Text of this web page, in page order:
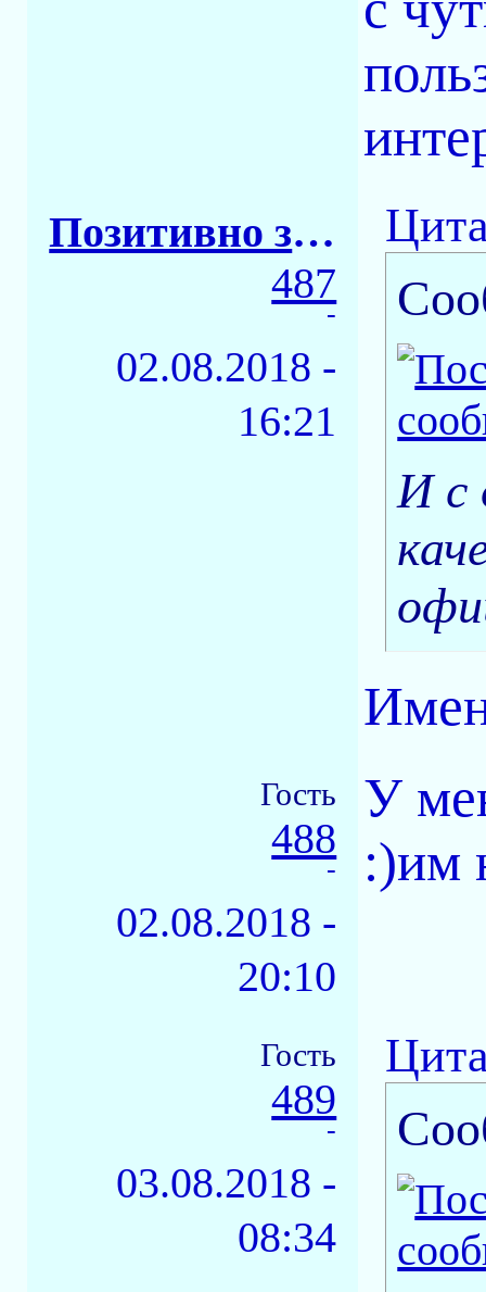
Позитивно заряженное тело
487
-
02.08.2018 -
16:21
И с
Гость
488
-
02.08.2018 -
20:10
У
:)им
Гость
489
-
03.08.2018 -
08:34